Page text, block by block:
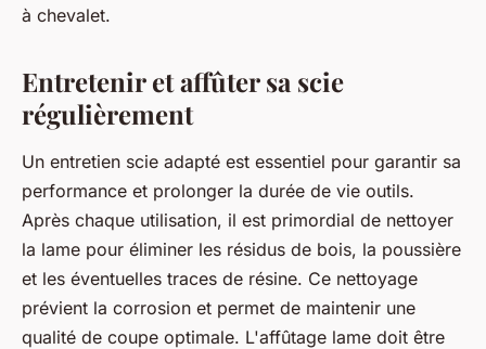
à chevalet.
Entretenir et affûter sa scie
régulièrement
Un entretien scie adapté est essentiel pour garantir sa
performance et prolonger la durée de vie outils.
Après chaque utilisation, il est primordial de nettoyer
la lame pour éliminer les résidus de bois, la poussière
et les éventuelles traces de résine. Ce nettoyage
prévient la corrosion et permet de maintenir une
qualité de coupe optimale. L'affûtage lame doit être